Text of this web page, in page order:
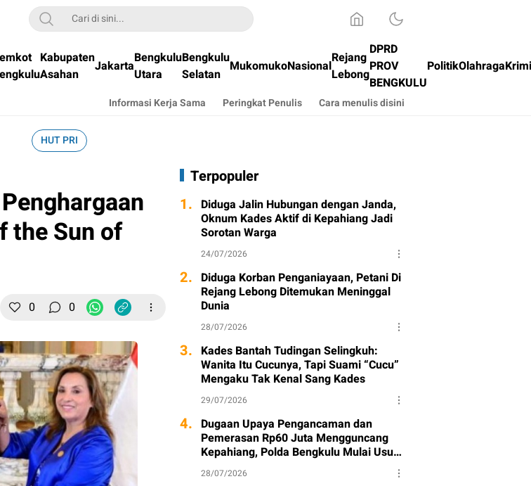
Kabupaten
Asahan
JakartaBengkulu
Utara
Bengkulu
Selatan MukomukoNasionalRejang
Lebong
DPRD
PROV
BENGKULU
PolitikOlahraga
Informasi Kerja Sama Peringkat Penulis Cara menulis disini
HUT PRI
the Sun of
0 0
Terpopuler
1. Diduga Jalin Hubungan dengan Janda,
Oknum Kades Aktif di Kepahiang Jadi
Sorotan Warga
24/07/2026
2. Diduga Korban Penganiayaan, Petani Di
Rejang Lebong Ditemukan Meninggal
Dunia
28/07/2026
3. Kades Bantah Tudingan Selingkuh:
Wanita Itu Cucunya, Tapi Suami “Cucu”
Mengaku Tak Kenal Sang Kades
29/07/2026
4. Dugaan Upaya Pengancaman dan
Pemerasan Rp60 Juta Mengguncang
Kepahiang, Polda Bengkulu Mulai Usut
Kasus
28/07/2026